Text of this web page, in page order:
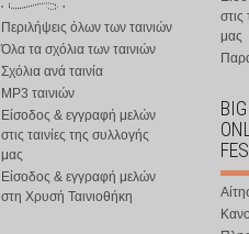
Περιλήψεις όλων των ταινιών
Όλα τα σχόλια των ταινιών
Σχόλια ανά ταινία
MP3 ταινιών
Είσοδος & εγγραφή μελών
στις ταινίες της συλλογής
μας
Είσοδος & εγγραφή μελών
στη Χρυσή Ταινιοθήκη
στις
μας